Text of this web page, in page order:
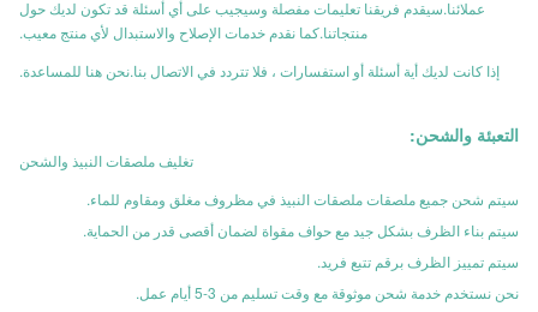
عملائنا.سيقدم فريقنا تعليمات مفصلة وسيجيب على أي أسئلة قد تكون لديك حول
منتجاتنا.كما نقدم خدمات الإصلاح والاستبدال لأي منتج معيب.
إذا كانت لديك أية أسئلة أو استفسارات ، فلا تتردد في الاتصال بنا.نحن هنا للمساعدة.
التعبئة والشحن:
تغليف ملصقات النبيذ والشحن
سيتم شحن جميع ملصقات ملصقات النبيذ في مظروف مغلق ومقاوم للماء.
سيتم بناء الظرف بشكل جيد مع حواف مقواة لضمان أقصى قدر من الحماية.
سيتم تمييز الظرف برقم تتبع فريد.
نحن نستخدم خدمة شحن موثوقة مع وقت تسليم من 3-5 أيام عمل.